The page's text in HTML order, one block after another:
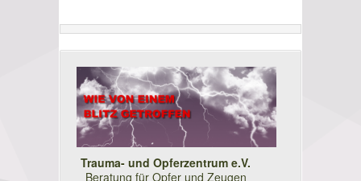
Trauma- und Opferzentrum e.V.
Beratung für Opfer und Zeugen